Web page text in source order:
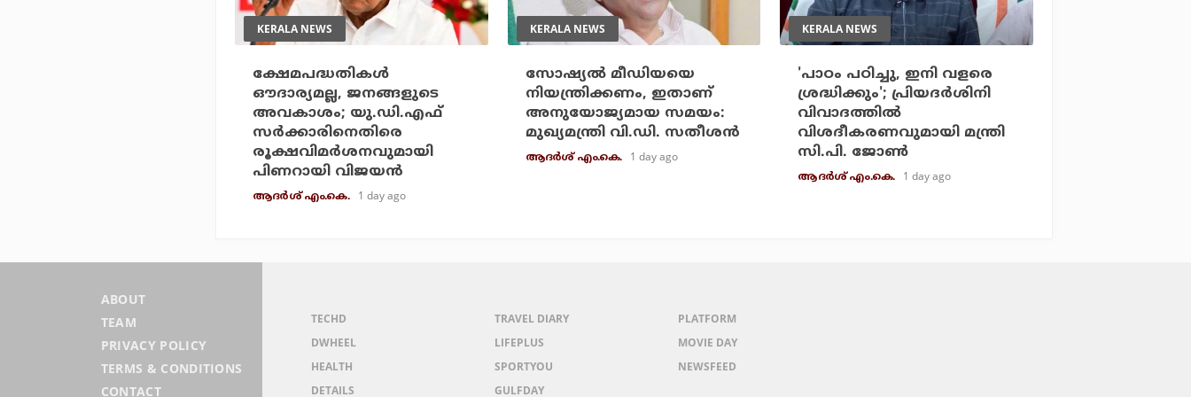
KERALA NEWS
ക്ഷേമപദ്ധതികള്‍
ഔദാര്യമല്ല, ജനങ്ങളുടെ
അവകാശം; യു.ഡി.എഫ്
സര്‍ക്കാരിനെതിരെ
രൂക്ഷവിമര്‍ശനവുമായി
പിണറായി വിജയന്‍
ആദർശ് എം.കെ. 1 day ago
KERALA NEWS
സോഷ്യല്‍ മീഡിയയെ
നിയന്ത്രിക്കണം, ഇതാണ്
അനുയോജ്യമായ സമയം:
മുഖ്യമന്ത്രി വി.ഡി. സതീശന്‍
ആദർശ് എം.കെ. 1 day ago
KERALA NEWS
'പാഠം പഠിച്ചു, ഇനി വളരെ
ശ്രദ്ധിക്കും'; പ്രിയദര്‍ശിനി
വിവാദത്തില്‍
വിശദീകരണവുമായി മന്ത്രി
സി.പി. ജോണ്‍
ആദർശ് എം.കെ. 1 day ago
ABOUT
TEAM
PRIVACY POLICY
TERMS & CONDITIONS
CONTACT
TECHD
DWHEEL
HEALTH
DETAILS
TRAVEL DIARY
LIFEPLUS
SPORTYOU
GULFDAY
PLATFORM
MOVIE DAY
NEWSFEED